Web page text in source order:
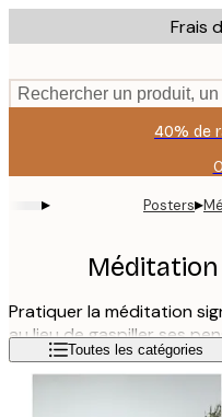
to
content.
Frais
Rechercher un produit,
40% de
▸ Posters▸
Pratiquer la méditation
au lieu de gaspiller ses
Nous avons rassemblé
citations typographiques
la beauté des choses
Toutes les catégories